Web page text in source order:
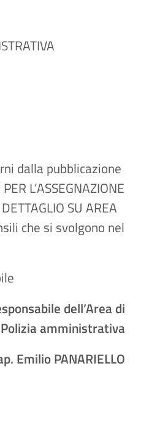
dalla pubblicazione
L’ASSEGNAZIONE
SU AREA
che si svolgono nel
dell’Area di
amministrativa